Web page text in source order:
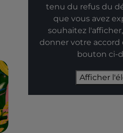
tenu du refus du
que vous avez
souhaitez
donner votre accord
bouton ci-
Afficher